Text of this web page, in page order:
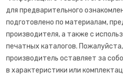
для предварительного
подготовлено по материалам,
производителя, а также с
печатных каталогов.
производитель оставляет за
в характеристики или
Электрочайники
Яйцеварки